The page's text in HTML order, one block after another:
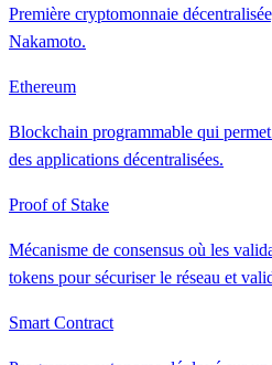
Première cryptomonnaie
Nakamoto.
Ethereum
Blockchain programmable qui
des applications décentralisées.
Proof of Stake
Mécanisme de consensus où les
tokens pour sécuriser le réseau et
Smart Contract